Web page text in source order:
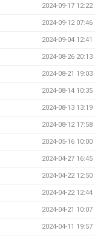
2024-09-17 12:22
2024-09-12 07:46
2024-09-04 12:41
2024-08-26 20:13
2024-08-21 19:03
2024-08-14 10:35
2024-08-13 13:19
2024-08-12 17:58
2024-05-16 10:00
2024-04-27 16:45
2024-04-22 12:50
2024-04-22 12:44
2024-04-21 10:07
2024-04-11 19:57